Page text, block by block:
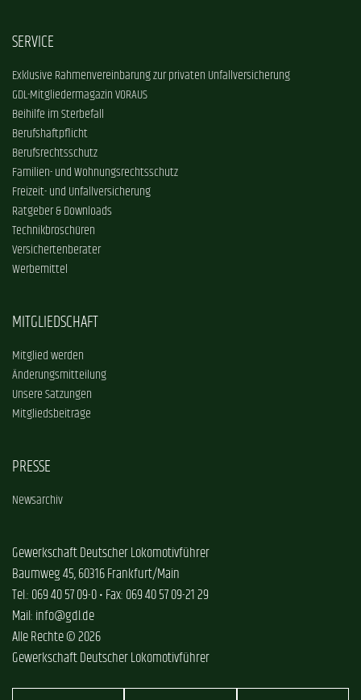
SERVICE
Exklusive Rahmenvereinbarung zur privaten Unfallversicherung
GDL-Mitgliedermagazin VORAUS
Beihilfe im Sterbefall
Berufshaftpflicht
Berufsrechtsschutz
Familien- und Wohnungsrechtsschutz
Freizeit- und Unfallversicherung
Ratgeber & Downloads
Technikbroschüren
Versichertenberater
Werbemittel
MITGLIEDSCHAFT
Mitglied werden
Änderungsmitteilung
Unsere Satzungen
Mitgliedsbeiträge
PRESSE
Newsarchiv
Gewerkschaft Deutscher Lokomotivführer
Baumweg 45, 60316 Frankfurt/Main
Tel.: 069 40 57 09-0 • Fax: 069 40 57 09-21 29
Mail: info@gdl.de
Alle Rechte © 2026
Gewerkschaft Deutscher Lokomotivführer